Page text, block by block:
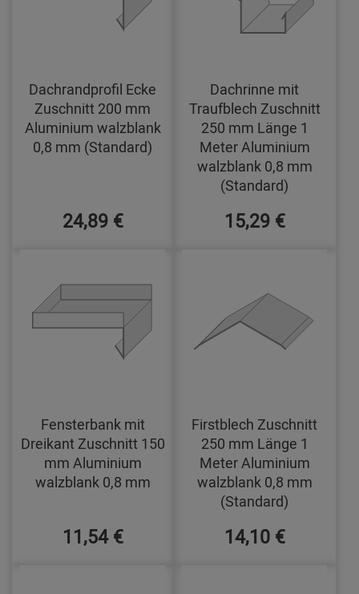
Dachrandprofil Ecke
Zuschnitt 200 mm
Aluminium walzblank
0,8 mm (Standard)
24,89 €
Dachrinne mit
Traufblech Zuschnitt
250 mm Länge 1
Meter Aluminium
walzblank 0,8 mm
(Standard)
15,29 €
Fensterbank mit
Dreikant Zuschnitt 150
mm Aluminium
walzblank 0,8 mm
11,54 €
Firstblech Zuschnitt
250 mm Länge 1
Meter Aluminium
walzblank 0,8 mm
(Standard)
14,10 €